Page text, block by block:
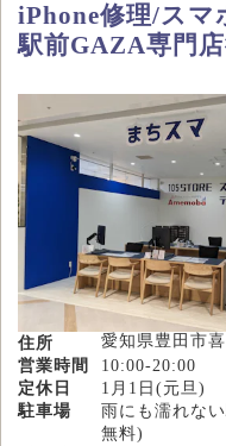
iPhone修理/スマ
駅前GAZA専門
住所
愛知県豊田市
営業時間
10:00-20:00
定休日
1月1日(元旦)
駐車場
雨にも濡れな
無料)